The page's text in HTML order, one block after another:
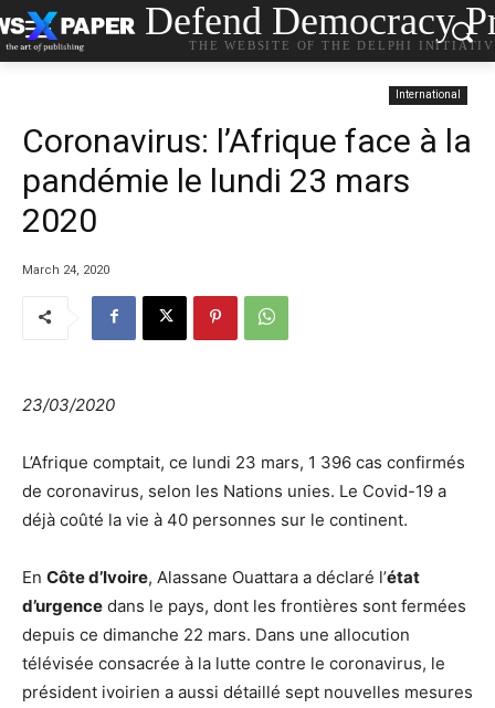
Defend Democracy
THE WEBSITE OF THE DELPHI
International
Coronavirus: l’Afrique face à la
pandémie le lundi 23 mars
2020
March 24, 2020
23/03/2020
L’Afrique comptait, ce lundi 23 mars, 1 396 cas confirmés
de coronavirus, selon les Nations unies. Le Covid-19 a
déjà coûté la vie à 40 personnes sur le continent.
En Côte d’Ivoire, Alassane Ouattara a déclaré l’état
d’urgence dans le pays, dont les frontières sont fermées
depuis ce dimanche 22 mars. Dans une allocution
télévisée consacrée à la lutte contre le coronavirus, le
président ivoirien a aussi détaillé sept nouvelles mesures